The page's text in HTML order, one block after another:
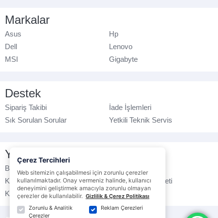
Markalar
Asus
Hp
Dell
Lenovo
MSI
Gigabyte
Destek
Sipariş Takibi
İade İşlemleri
Sık Sorulan Sorular
Yetkili Teknik Servis
Yasal Bilgilendirme
Banka Hesap No
Kullanım Koşulları
Ticari Elektronik İleti
K.V.K.K. Politikası
Veri Gizliliği
Çerez Tercihleri
Web sitemizin çalışabilmesi için zorunlu çerezler
kullanılmaktadır. Onay vermeniz halinde, kullanıcı
deneyimini geliştirmek amacıyla zorunlu olmayan
çerezler de kullanılabilir. Gizlilik & Çerez Politikası
Zorunlu & Analitik
Çerezler
Reklam Çerezleri